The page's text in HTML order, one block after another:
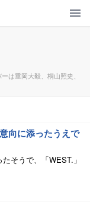
は重岡大毅、桐山照史、
向に添ったうえで
そうで、「WEST.」